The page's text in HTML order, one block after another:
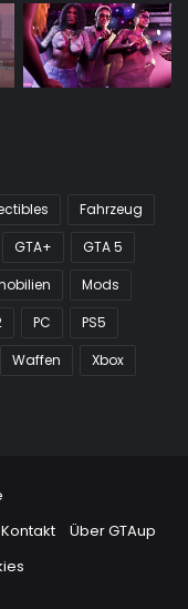
Fahrzeug
GTA+
GTA 5
Mods
PC
PS5
Waffen
Xbox
Kontakt
Über GTAup